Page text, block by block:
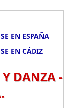
EN ESPAÑA
EN CÁDIZ
Y DANZA -